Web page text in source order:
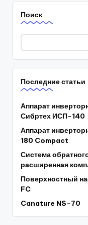
Поиск
Последние статьи
Аппарат
Сибртех ИСП-140
Аппарат
180 Compact
Система
расширенная
Поверхностный
FC
Canature NS-70